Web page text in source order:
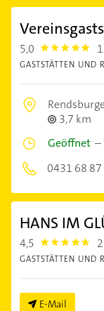
5,0 5.0
GASTSTÄTTEN UND
3,7 km
Geöffnet –
0431 68 87
HANS IM
4,5 4.5
GASTSTÄTTEN UND
E-Mail